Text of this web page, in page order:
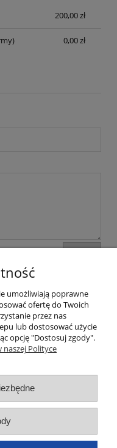
200,00 zł
0,00 zł
umożliwiają poprawne
ofertę do Twoich
przez nas
lub dostosować użycie
opcję "Dostosuj zgody".
naszej Polityce